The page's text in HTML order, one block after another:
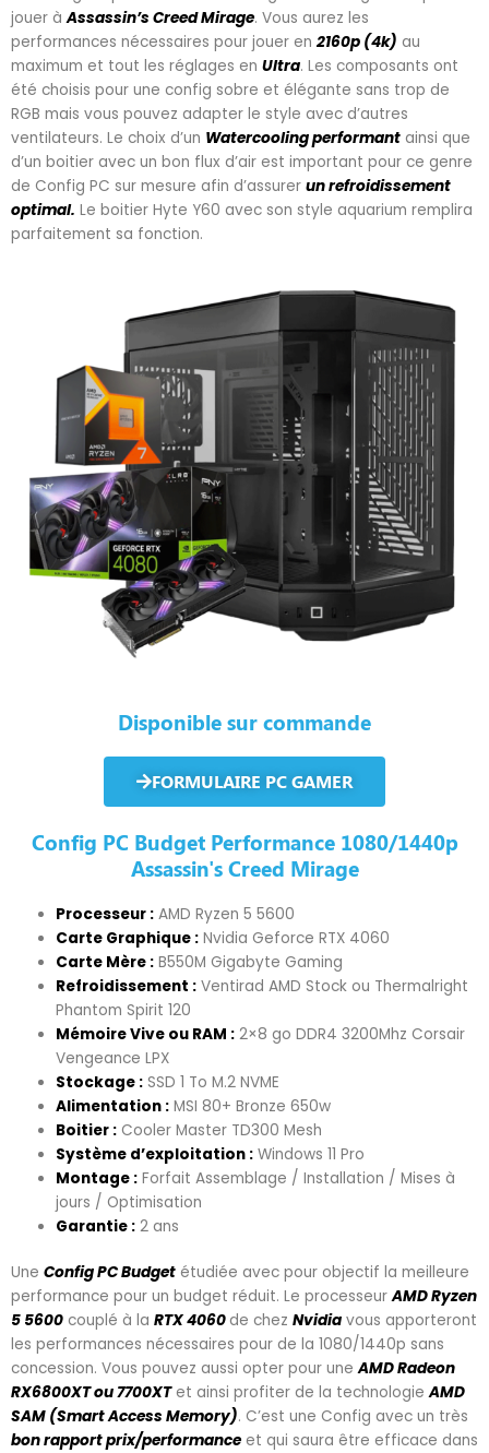
jouer àAssassin’s Creed Mirage. Vous aurez les
performances nécessaires pour jouer en 2160p (4k) au
maximum et tout les réglages en Ultra. Les composants ont
été choisis pour une config sobre et élégante sans trop de
RGB mais vous pouvez adapter le style avec d’autres
ventilateurs. Le choix d’un Watercooling performant ainsi que
d’un boitier avec un bon flux d’air est important pour ce genre
de Config PC sur mesure afin d’assurer un refroidissement
optimal. Le boitier Hyte Y60 avec son style aquarium remplira
parfaitement sa fonction.
Disponible sur commande
FORMULAIRE PC GAMER
Config PC Budget Performance 1080/1440p
Assassin's Creed Mirage
Processeur : AMD Ryzen 5 5600
Carte Graphique : Nvidia Geforce RTX 4060
Carte Mère : B550M Gigabyte Gaming
Refroidissement : Ventirad AMD Stock ou Thermalright
Phantom Spirit 120
Mémoire Vive ou RAM : 2×8 go DDR4 3200Mhz Corsair
Vengeance LPX
Stockage : SSD 1 To M.2 NVME
Alimentation : MSI 80+ Bronze 650w
Boitier : Cooler Master TD300 Mesh
Système d’exploitation : Windows 11 Pro
Montage : Forfait Assemblage / Installation / Mises à
jours / Optimisation
Garantie : 2 ans
Une Config PC Budget étudiée avec pour objectif la meilleure
performance pour un budget réduit. Le processeurAMD Ryzen
5 5600 couplé à la RTX 4060 de chez Nvidia vous apporteront
les performances nécessaires pour de la 1080/1440p sans
concession. Vous pouvez aussi opter pour uneAMD Radeon
RX6800XT ou 7700XTet ainsi profiter de la technologieAMD
SAM (Smart Access Memory). C’est une Config avec un très
bon rapport prix/performance et qui saura être efficace dans